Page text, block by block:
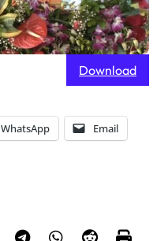
Download
WhatsApp Email